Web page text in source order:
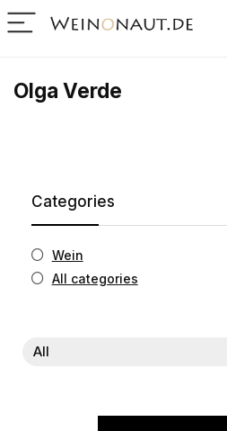
Olga Verde
Categories
Wein
All categories
All